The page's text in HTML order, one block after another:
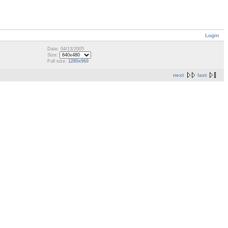
Login
Date: 04/13/2005
Size:
Full size: 1280x960
next last